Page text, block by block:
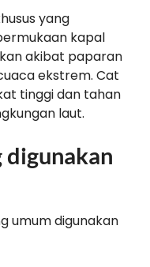
yang
kapal
akibat paparan
ekstrem. Cat
tinggi dan tahan
laut.
digunakan
umum digunakan